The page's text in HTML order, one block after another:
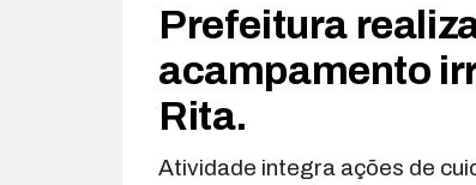
Prefeitura
acampamento
Rita.
Atividade integra ações de